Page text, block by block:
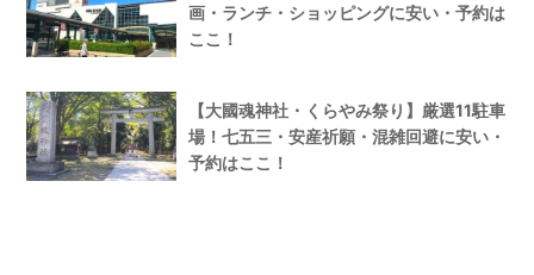
画・ランチ・ショッピングに安い・予約は
ここ！
【大國魂神社・くらやみ祭り】厳選11駐車
場！七五三・安産祈願・混雑回避に安い・
予約はここ！